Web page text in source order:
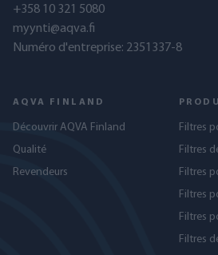
+358 10 321 5080
myynti@aqva.fi
Numéro d'entreprise: 2351337-8
AQVA FINLAND
Découvrir AQVA Finland
Qualité
Revendeurs
Filtres
Filtres
Filtres
Filtres
Filtres
Filtres